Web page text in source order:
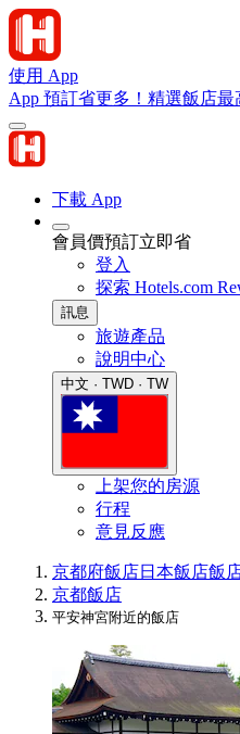
使用 App
App 預訂省更多！精選飯店最
下載 App
會員價預訂立即省
登入
探索 Hotels.com
訊息
旅遊產品
說明中心
中文 · TWD · TW
上架您的房源
行程
意見反應
京都府飯店日本飯店飯
京都飯店
平安神宮附近的飯店